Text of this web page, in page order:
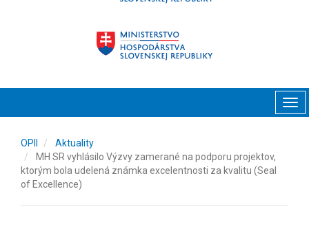
OPII
Aktuality
MH SR vyhlásilo Výzvy zamerané na podporu projektov,
ktorým bola udelená známka excelentnosti za kvalitu (Seal
of Excellence)